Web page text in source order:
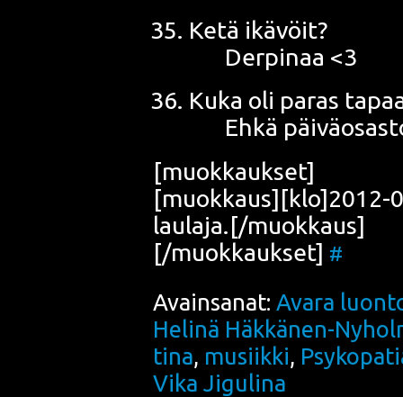
Ketä ikä­vöit?
Der­pi­naa <3
Kuka oli paras
Ehkä
[muok­kauk­set]
[muokkaus][klo]2012-
laulaja.[/muokkaus]
[/muokkaukset] #
Avainsanat: Avara
Helinä Häkkänen-
tina, musiikki,
Vika Jigulina